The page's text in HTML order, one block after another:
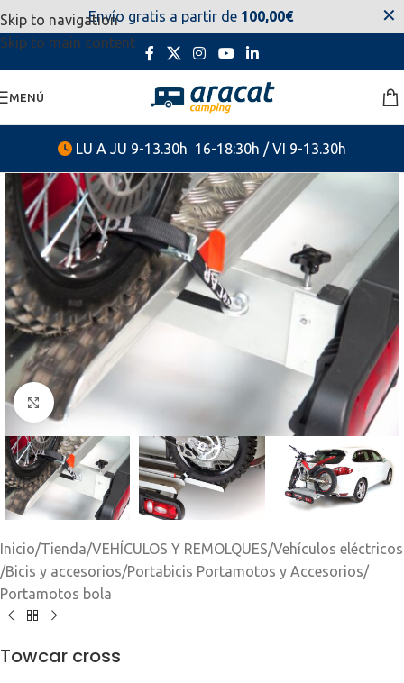
Skip to navigation
Skip to main content
estaremos disponibles. Disculpen las molestias.
MENÚ
LU A JU 9-13.30h 16-18:30h / VI 9-13.30h
Envío gratis a partir de 100,00€ ✕
Clic para ampliar
Inicio/Tienda/VEHÍCULOS Y REMOLQUES/Vehículos eléctricos
/Bicis y accesorios/Portabicis Portamotos y Accesorios/
Portamotos bola
Towcar cross